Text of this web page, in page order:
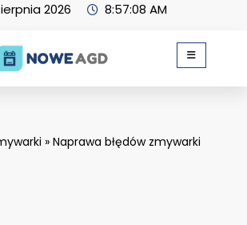
2026 8:57:09 AM
»Naprawa błędów zmywarki